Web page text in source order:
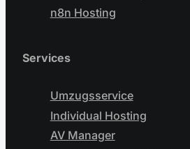
n8n Hosting
Services
Umzugsservice
Individual Hosting
AV Manager